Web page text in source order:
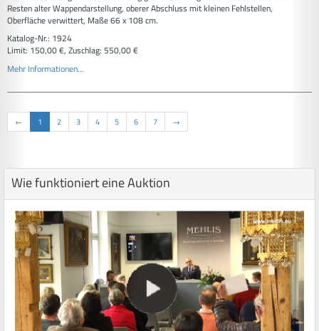
Resten alter Wappendarstellung, oberer Abschluss mit kleinen Fehlstellen,
Oberfläche verwittert, Maße 66 x 108 cm.
Katalog-Nr.: 1924
Limit: 150,00 €, Zuschlag: 550,00 €
Mehr Informationen...
← 1 2 3 4 5 6 7 →
Wie funktioniert eine Auktion